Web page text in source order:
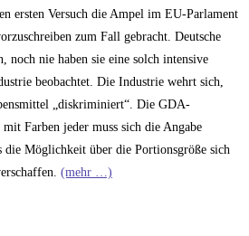
ersten Versuch die Ampel im EU-Parlament
zum Fall gebracht. Deutsche
noch nie haben sie eine solch intensive
beobachtet. Die Industrie wehrt sich,
„diskriminiert“. Die GDA-
Farben jeder muss sich die Angabe
die Möglichkeit über die Portionsgröße sich
(mehr …)